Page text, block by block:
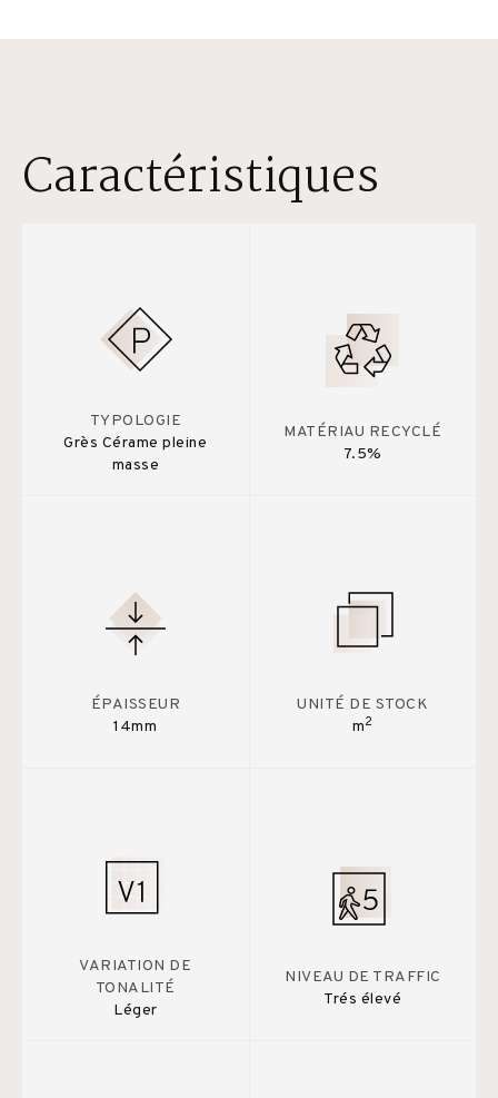
Caractéristiques
TYPOLOGIE
Grès Cérame pleine
masse
MATÉRIAU RECYCLÉ
7.5%
ÉPAISSEUR
14mm
UNITÉ DE STOCK
m2
VARIATION DE
TONALITÉ
Léger
NIVEAU DE TRAFFIC
Trés élevé